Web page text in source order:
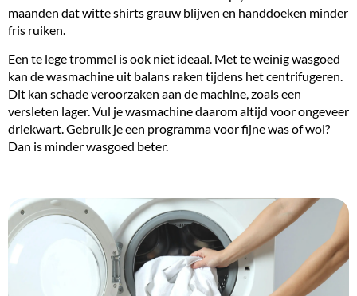
maanden dat witte shirts grauw blijven en handdoeken minder
fris ruiken.
Een te lege trommel is ook niet ideaal. Met te weinig wasgoed
kan de wasmachine uit balans raken tijdens hetcentrifugeren.
Dit kan schade veroorzaken aan de machine, zoals een
versleten lager. Vul je wasmachine daarom altijd voor ongeveer
driekwart. Gebruik je een programma voor fijne was of wol?
Dan is minder wasgoed beter.